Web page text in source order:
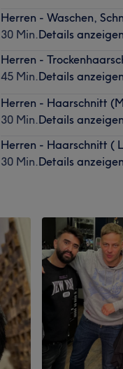
Herren - Waschen,
30 Min.Details anzeigen
Herren -
45 Min.Details anzeigen
Herren - Haarschnitt
30 Min.Details anzeigen
Herren - Haarschnitt (
30 Min.Details anzeigen